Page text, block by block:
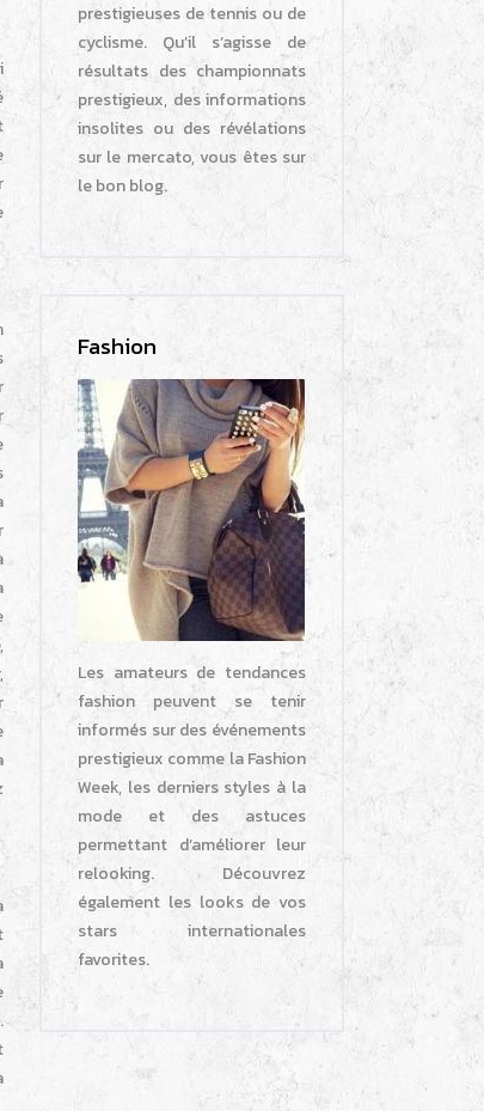
prestigieuses de tennis ou de
cyclisme. Qu’il s’agisse de
résultats des championnats
prestigieux, des informations
insolites ou des révélations
sur le mercato, vous êtes sur
le bon blog.
Fashion
Les amateurs de tendances
fashion peuvent se tenir
informés sur des événements
prestigieux comme la Fashion
Week, les derniers styles à la
mode et des astuces
permettant d’améliorer leur
relooking. Découvrez
également les looks de vos
stars internationales
favorites.